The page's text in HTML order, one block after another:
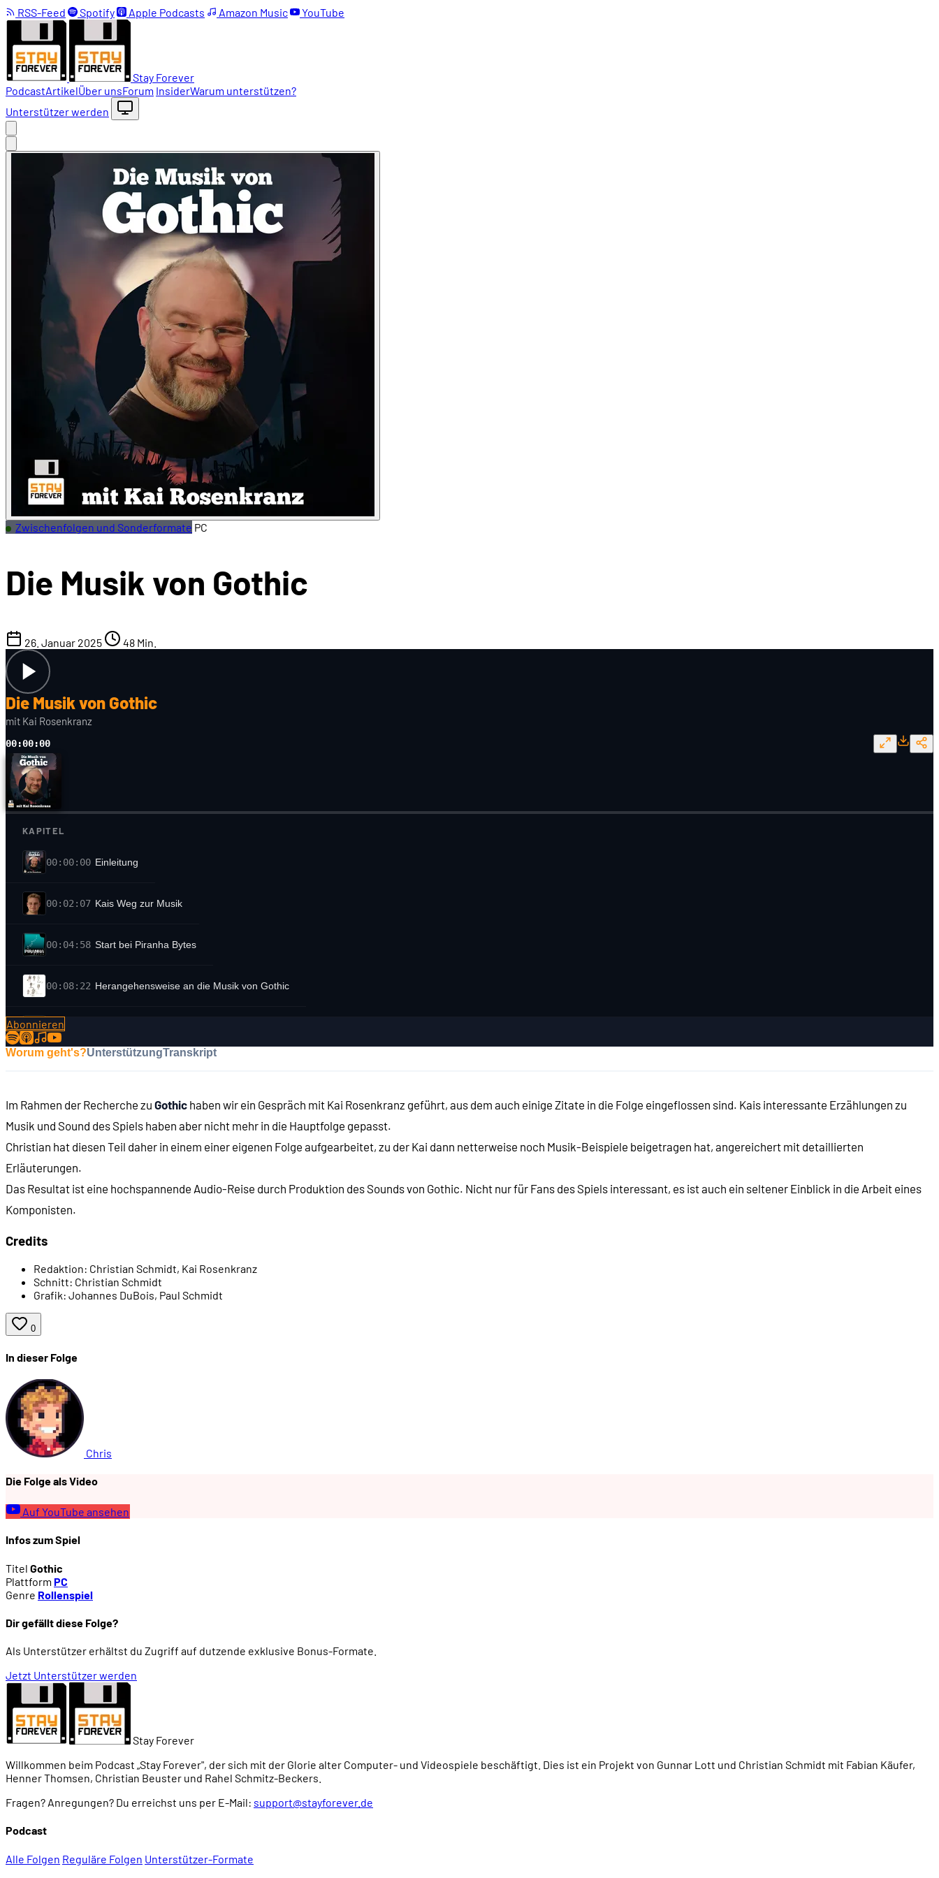
RSS-Feed Spotify Apple Podcasts Amazon Music YouTube
Stay Forever
PodcastArtikelÜber unsForum InsiderWarum unterstützen?
Unterstützer werden
Zwischenfolgen und Sonderformate PC
Die Musik von Gothic
26. Januar 2025 48 Min.
Die Musik von Gothic
mit Kai Rosenkranz
00:00:00
KAPITEL
00:00:00 Einleitung
00:02:07 Kais Weg zur Musik
00:04:58 Start bei Piranha Bytes
00:08:22 Herangehensweise an die Musik von Gothic
00:10:51
00:23:15 Übergänge zwischen Musikstücken
00:27:03 In Extremo
00:28:56 Musikbeispiel #2: Altes Lager
00:36:40 Wo ist die Mundkarmonika ...
00:38:22
00:40:07
00:43:28
Abonnieren
Worum geht's?UnterstützungTranskript
Im Rahmen der Recherche zu Gothic haben wir ein Gespräch mit Kai Rosenkranz geführt, aus dem auch einige Zitate in die Folge eingeflossen sind. Kais interessante Erzählungen zu
Musik und Sound des Spiels haben aber nicht mehr in die Hauptfolge gepasst.
Christian hat diesen Teil daher in einem einer eigenen Folge aufgearbeitet, zu der Kai dann netterweise noch Musik-Beispiele beigetragen hat, angereichert mit detaillierten
Erläuterungen.
Das Resultat ist eine hochspannende Audio-Reise durch Produktion des Sounds von Gothic. Nicht nur für Fans des Spiels interessant, es ist auch ein seltener Einblick in die Arbeit eines
Komponisten.
Credits
Redaktion: Christian Schmidt, Kai Rosenkranz
Schnitt: Christian Schmidt
Grafik: Johannes DuBois, Paul Schmidt
0
In dieser Folge
Chris
Die Folge als Video
Auf YouTube ansehen
Infos zum Spiel
Titel Gothic
Plattform PC
Genre Rollenspiel
Dir gefällt diese Folge?
Als Unterstützer erhältst du Zugriff auf dutzende exklusive Bonus-Formate.
Jetzt Unterstützer werden
Stay Forever
Willkommen beim Podcast „Stay Forever", der sich mit der Glorie alter Computer- und Videospiele beschäftigt. Dies ist ein Projekt von Gunnar Lott und Christian Schmidt mit Fabian Käufer,
Henner Thomsen, Christian Beuster und Rahel Schmitz-Beckers.
Fragen? Anregungen? Du erreichst uns per E-Mail: support@stayforever.de
Podcast
Alle Folgen Reguläre Folgen Unterstützer-Formate